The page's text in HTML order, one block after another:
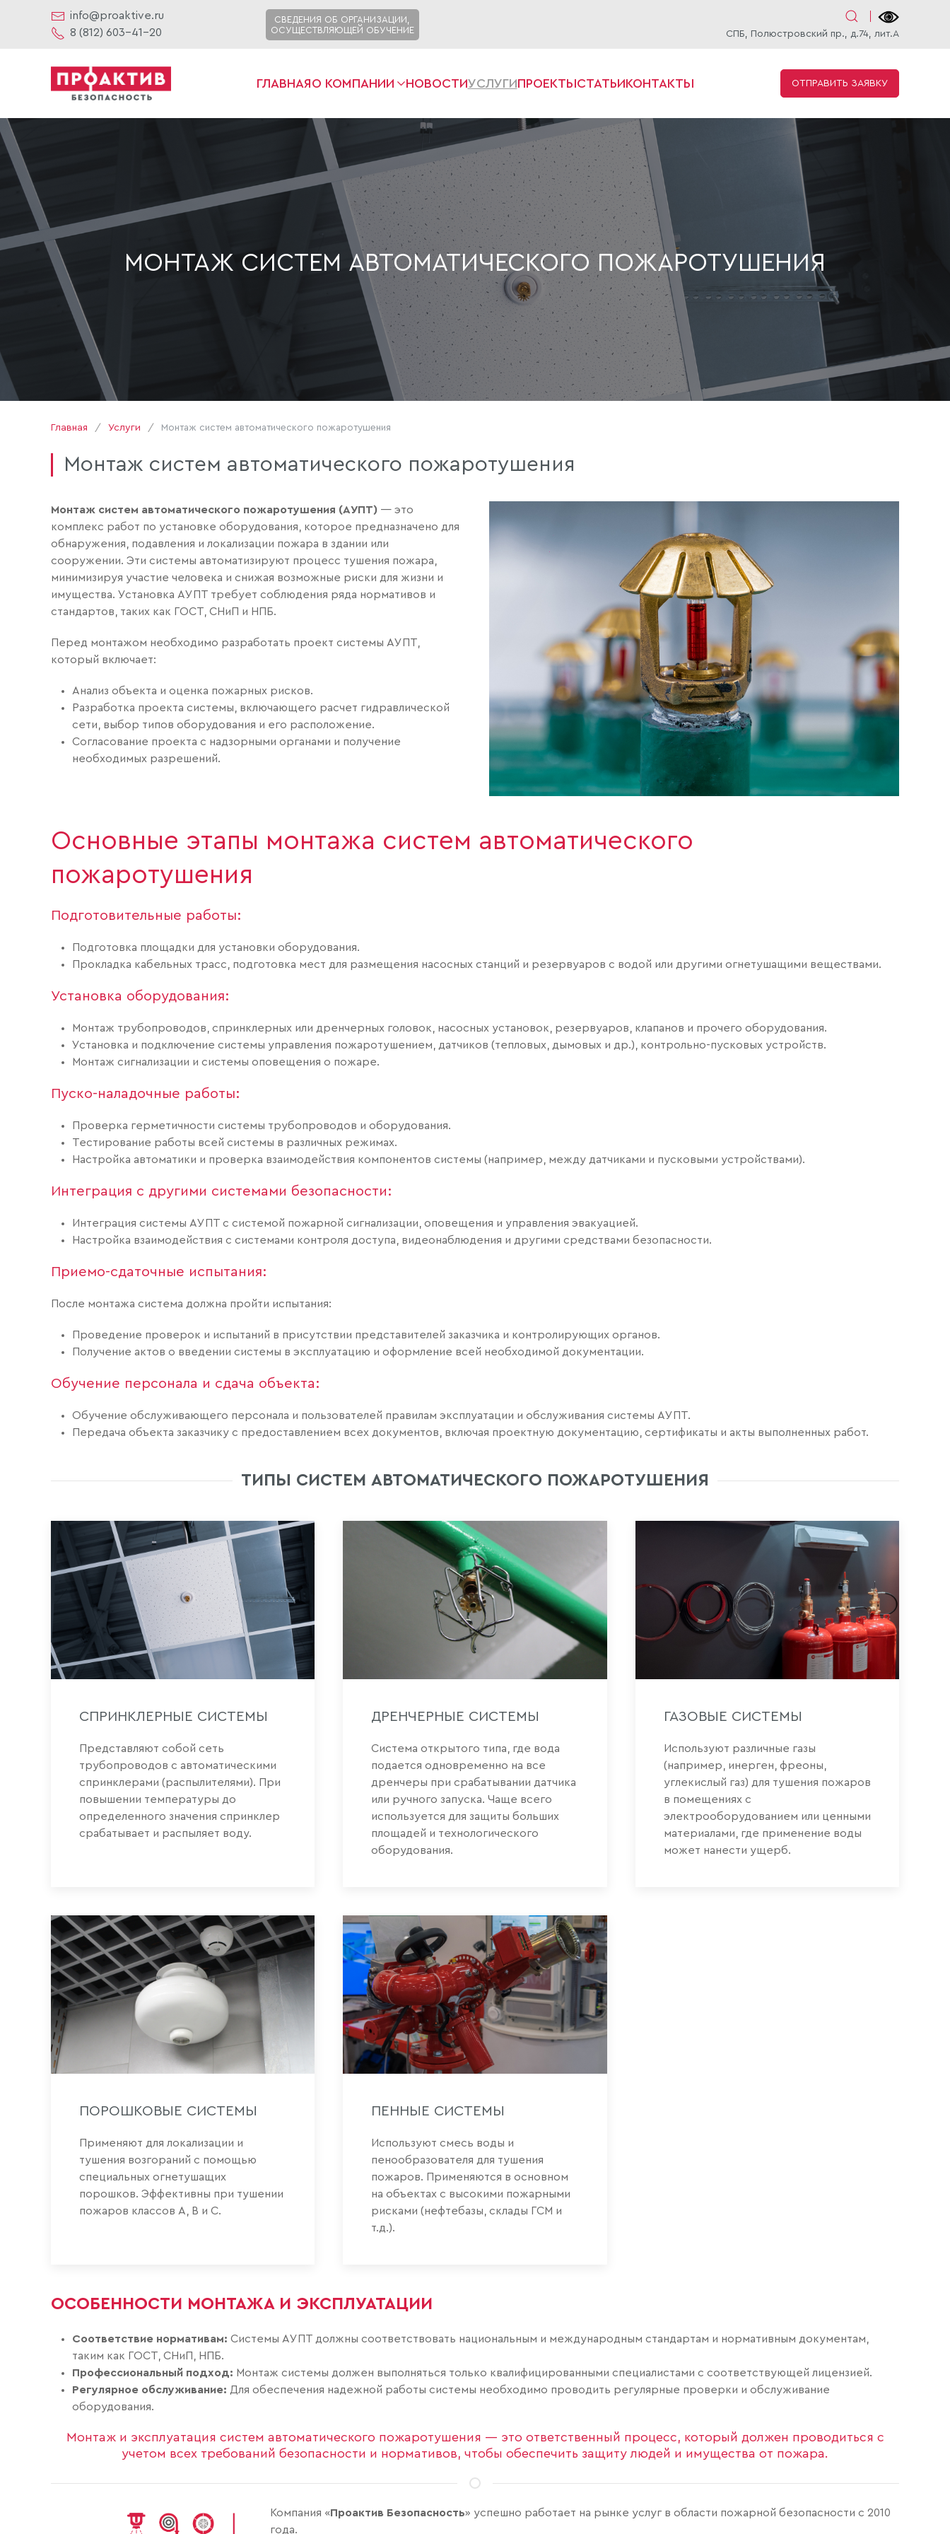
info@proaktive.ru
8 (812) 603-41-20
СВЕДЕНИЯ ОБ ОРГАНИЗАЦИИ,
ОСУЩЕСТВЛЯЮЩЕЙ ОБУЧЕНИЕ
СПБ, Полюстровский пр., д.74, лит.А
ГЛАВНАЯО КОМПАНИИ НОВОСТИУСЛУГИПРОЕКТЫСТАТЬИКОНТАКТЫ ОТПРАВИТЬ ЗАЯВКУ
МОНТАЖ СИСТЕМ АВТОМАТИЧЕСКОГО ПОЖАРОТУШЕНИЯ
Главная Услуги Монтаж систем автоматического пожаротушения
Монтаж систем автоматического пожаротушения
Монтаж систем автоматического пожаротушения (АУПТ) — это
комплекс работ по установке оборудования, которое предназначено для
обнаружения, подавления и локализации пожара в здании или
сооружении. Эти системы автоматизируют процесс тушения пожара,
минимизируя участие человека и снижая возможные риски для жизни и
имущества. Установка АУПТ требует соблюдения ряда нормативов и
стандартов, таких как ГОСТ, СНиП и НПБ.
Перед монтажом необходимо разработать проект системы АУПТ,
который включает:
Анализ объекта и оценка пожарных рисков.
Разработка проекта системы, включающего расчет гидравлической
сети, выбор типов оборудования и его расположение.
Согласование проекта с надзорными органами и получение
необходимых разрешений.
Основные этапы монтажа систем автоматического
пожаротушения
Подготовительные работы:
Подготовка площадки для установки оборудования.
Прокладка кабельных трасс, подготовка мест для размещения насосных станций и резервуаров с водой или другими огнетушащими веществами.
Установка оборудования:
Монтаж трубопроводов, спринклерных или дренчерных головок, насосных установок, резервуаров, клапанов и прочего оборудования.
Установка и подключение системы управления пожаротушением, датчиков (тепловых, дымовых и др.), контрольно-пусковых устройств.
Монтаж сигнализации и системы оповещения о пожаре.
Пуско-наладочные работы:
Проверка герметичности системы трубопроводов и оборудования.
Тестирование работы всей системы в различных режимах.
Настройка автоматики и проверка взаимодействия компонентов системы (например, между датчиками и пусковыми устройствами).
Интеграция с другими системами безопасности:
Интеграция системы АУПТ с системой пожарной сигнализации, оповещения и управления эвакуацией.
Настройка взаимодействия с системами контроля доступа, видеонаблюдения и другими средствами безопасности.
Приемо-сдаточные испытания:
После монтажа система должна пройти испытания:
Проведение проверок и испытаний в присутствии представителей заказчика и контролирующих органов.
Получение актов о введении системы в эксплуатацию и оформление всей необходимой документации.
Обучение персонала и сдача объекта:
Обучение обслуживающего персонала и пользователей правилам эксплуатации и обслуживания системы АУПТ.
Передача объекта заказчику с предоставлением всех документов, включая проектную документацию, сертификаты и акты выполненных работ.
ТИПЫ СИСТЕМ АВТОМАТИЧЕСКОГО ПОЖАРОТУШЕНИЯ
СПРИНКЛЕРНЫЕ СИСТЕМЫ
Представляют собой сеть
трубопроводов с автоматическими
спринклерами (распылителями). При
повышении температуры до
определенного значения спринклер
срабатывает и распыляет воду.
ДРЕНЧЕРНЫЕ СИСТЕМЫ
Система открытого типа, где вода
подается одновременно на все
дренчеры при срабатывании датчика
или ручного запуска. Чаще всего
используется для защиты больших
площадей и технологического
оборудования.
ГАЗОВЫЕ СИСТЕМЫ
Используют различные газы
(например, инерген, фреоны,
углекислый газ) для тушения пожаров
в помещениях с
электрооборудованием или ценными
материалами, где применение воды
может нанести ущерб.
ПОРОШКОВЫЕ СИСТЕМЫ
Применяют для локализации и
тушения возгораний с помощью
специальных огнетушащих
порошков. Эффективны при тушении
пожаров классов A, B и C.
ПЕННЫЕ СИСТЕМЫ
Используют смесь воды и
пенообразователя для тушения
пожаров. Применяются в основном
на объектах с высокими пожарными
рисками (нефтебазы, склады ГСМ и
т.д.).
ОСОБЕННОСТИ МОНТАЖА И ЭКСПЛУАТАЦИИ
Соответствие нормативам: Системы АУПТ должны соответствовать национальным и международным стандартам и нормативным документам,
таким как ГОСТ, СНиП, НПБ.
Профессиональный подход: Монтаж системы должен выполняться только квалифицированными специалистами с соответствующей лицензией.
Регулярное обслуживание: Для обеспечения надежной работы системы необходимо проводить регулярные проверки и обслуживание
оборудования.
Монтаж и эксплуатация систем автоматического пожаротушения — это ответственный процесс, который должен проводиться с
учетом всех требований безопасности и нормативов, чтобы обеспечить защиту людей и имущества от пожара.
Компания «Проактив Безопасность» успешно работает на рынке услуг в области пожарной безопасности с 2010
года.